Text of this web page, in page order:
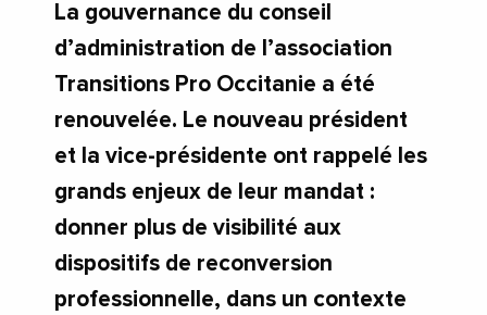
La gouvernance du conseil
d’administration de l’association
Transitions Pro Occitanie a été
renouvelée. Le nouveau président
et la vice-présidente ont rappelé les
grands enjeux de leur mandat :
donner plus de visibilité aux
dispositifs de reconversion
professionnelle, dans un contexte